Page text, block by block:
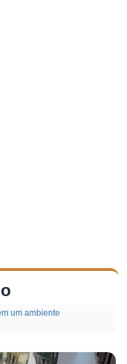
um ambiente